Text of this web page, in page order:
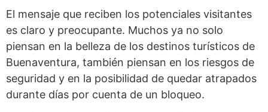
El mensaje que reciben los potenciales visitantes
es claro y preocupante. Muchos ya no solo
piensan en la belleza de los destinos turísticos de
Buenaventura, también piensan en los riesgos de
seguridad y en la posibilidad de quedar atrapados
durante días por cuenta de un bloqueo.